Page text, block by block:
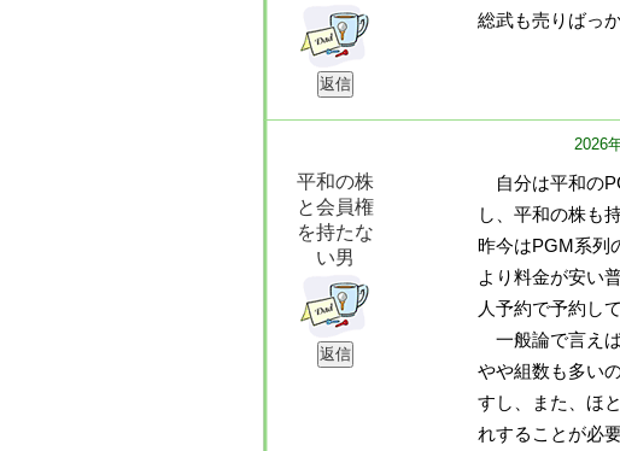
総武も売りばっか
2026
平和の株
と会員権
を持たな
い男
自分は平和の
し、平和の株も
昨今はPGM系列
より料金が安い
人予約で予約し
一般論で言えば
やや組数も多い
すし、また、ほ
れすることが必